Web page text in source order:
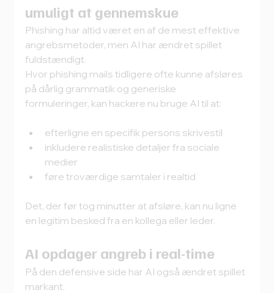
umuligt at gennemskue
Phishing har altid været en af de mest effektive
angrebsmetoder, men AI har ændret spillet
fuldstændigt.
Hvor phishing mails tidligere ofte kunne afsløres
på dårlig grammatik og generiske
formuleringer, kan hackere nu bruge AI til at:
efterligne en specifik persons skrivestil
inkludere realistiske detaljer fra sociale
medier
føre troværdige samtaler i realtid
Det, der før tog minutter at afsløre, kan nu ligne
en legitim besked fra en kollega eller leder.
AI opdager angreb i real-time
På den defensive side har AI også ændret spillet
markant.